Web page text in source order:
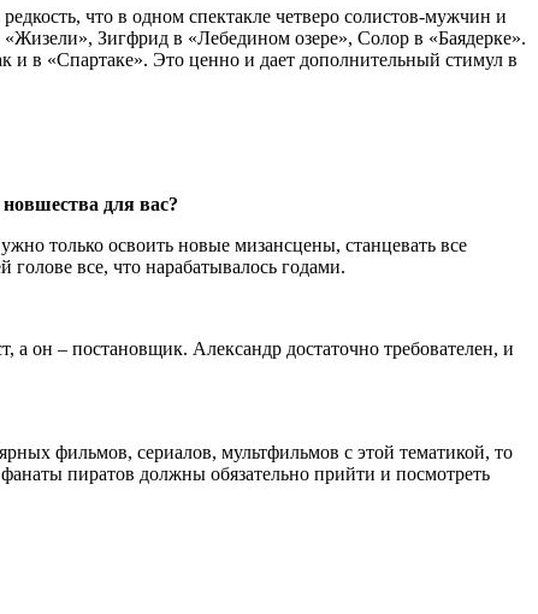
что в одном спектакле четверо солистов-мужчин и
«Жизели», Зигфрид в «Лебедином озере», Солор в «Баядерке».
и в «Спартаке». Это ценно и дает дополнительный стимул в
для вас?
только освоить новые мизансцены, станцевать все
все, что нарабатывалось годами.
он ‒ постановщик. Александр достаточно требователен, и
фильмов, сериалов, мультфильмов с этой тематикой, то
пиратов должны обязательно прийти и посмотреть